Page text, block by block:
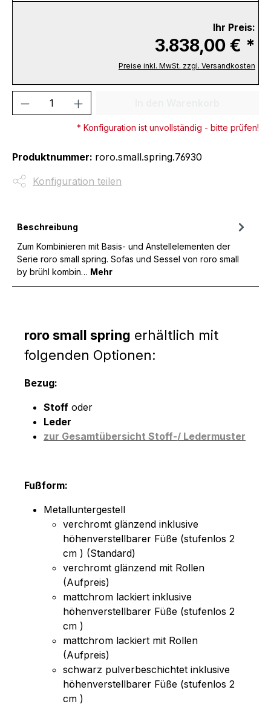
Ihr Preis:
3.838,00 € *
Preise inkl. MwSt. zzgl. Versandkosten
Produkt Anzahl: Gib den
* Konfiguration ist unvollständig - bitte prüfen!
Produktnummer: roro.small.spring.76930
Konfiguration teilen
Beschreibung
Zum Kombinieren mit Basis- und Anstellelementen der
Serie roro small spring. Sofas und Sessel von roro small
by brühl kombin… Mehr
roro small spring erhältlich mit
folgenden Optionen:
Bezug:
Stoff oder
Leder
zur Gesamtübersicht Stoff-/ Ledermuster
Fußform:
Metalluntergestell
verchromt glänzend inklusive
höhenverstellbarer Füße (stufenlos 2
cm ) (Standard)
verchromt glänzend mit Rollen
(Aufpreis)
mattchrom lackiert inklusive
höhenverstellbarer Füße (stufenlos 2
cm )
mattchrom lackiert mit Rollen
(Aufpreis)
schwarz pulverbeschichtet inklusive
höhenverstellbarer Füße (stufenlos 2
cm )